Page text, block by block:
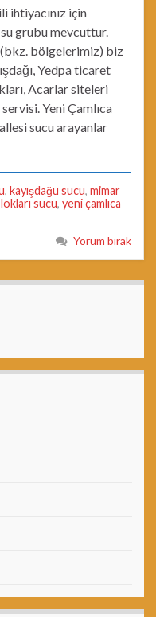
ihtiyacınız için
grubu mevcuttur.
(bkz. bölgelerimiz) biz
Yedpa ticaret
Acarlar siteleri
Yeni Çamlıca
sucu arayanlar
, kayışdağu sucu, mimar
sucu, yeni çamlıca
Yorum bırak